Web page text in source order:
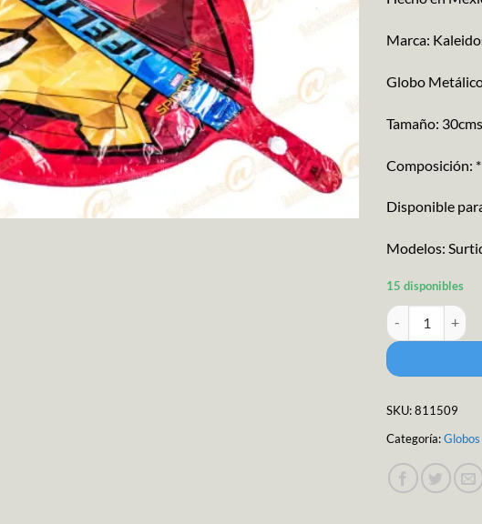
Marca:
Globo
Tamaño:
Composición:
Disponible
Modelos:
15 disponibles
M.g. Globo
SKU:811509
Categoría:Globos